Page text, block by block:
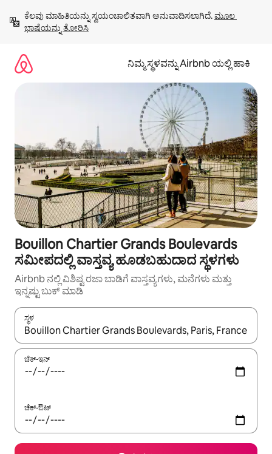
ಹೋಗಿ
ಕೆಲವು ಮಾಹಿತಿಯನ್ನು ಸ್ವಯಂಚಾಲಿತವಾಗಿ ಅನುವಾದಿಸಲಾಗಿದೆ. ಮೂಲ
ಭಾಷೆಯನ್ನು ತೋರಿಸಿ
ನಿಮ್ಮ ಸ್ಥಳವನ್ನು Airbnb ಯಲ್ಲಿ ಹಾಕಿ
Bouillon Chartier Grands Boulevards
ಸಮೀಪದಲ್ಲಿ ವಾಸ್ತವ್ಯ ಹೂಡಬಹುದಾದ ಸ್ಥಳಗಳು
Airbnb ನಲ್ಲಿ ವಿಶಿಷ್ಟ ರಜಾ ಬಾಡಿಗೆ ವಾಸ್ತವ್ಯಗಳು, ಮನೆಗಳು ಮತ್ತು
ಇನ್ನಷ್ಟು ಬುಕ್ ಮಾಡಿ
ಸ್ಥಳ
ಫಲಿತಾಂಶಗಳು ಲಭ್ಯವಿರುವಾಗ, ಅಪ್ ಮತ್ತು ಡೌನ್ ಬಾಣದ ಕೀಲಿಗಳೊಂದಿಗೆ
ಚೆಕ್-ಇನ್
ಚೆಕ್-ಔಟ್